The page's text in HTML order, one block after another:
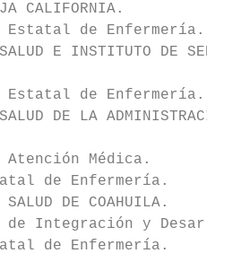
CALIFORNIA.
Estatal de Enfermería.
E INSTITUTO DE
Estatal de Enfermería.
DE LA ADMINISTRACIÓN
Atención Médica.
de Enfermería.
SALUD DE COAHUILA.
de Integración y
de Enfermería.